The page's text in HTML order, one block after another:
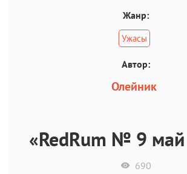
Жанр:
Ужасы
Автор:
Олейник
«RedRum № 9
690